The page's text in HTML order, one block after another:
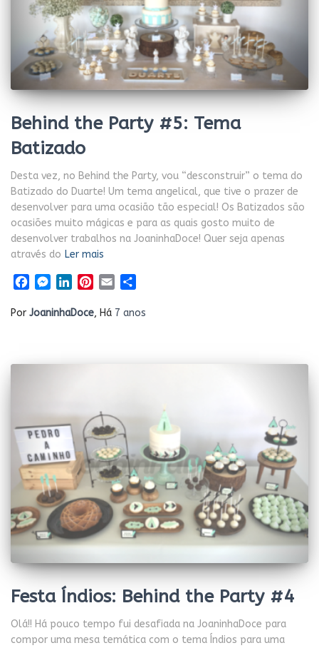
Behind the Party #5: Tema
Batizado
Desta vez, no Behind the Party, vou “desconstruir” o tema do
Batizado do Duarte! Um tema angelical, que tive o prazer de
desenvolver para uma ocasião tão especial! Os Batizados são
ocasiões muito mágicas e para as quais gosto muito de
desenvolver trabalhos na JoaninhaDoce! Quer seja apenas
através do Ler mais
Facebook
Messenger
LinkedInPinterest
Email
Por JoaninhaDoce, Há 7 anos
Festa Índios: Behind the Party #4
Olá!! Há pouco tempo fui desafiada na JoaninhaDoce para
compor uma mesa temática com o tema Índios para uma